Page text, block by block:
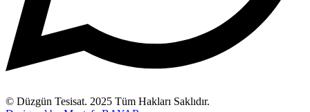
© Düzgün Tesisat. 2025 Tüm Hakları Saklıdır.